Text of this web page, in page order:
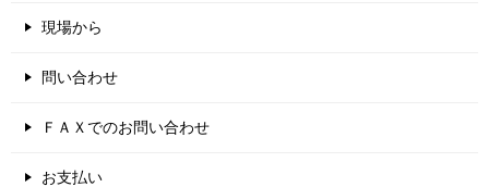
現場から
問い合わせ
ＦＡＸでのお問い合わせ
お支払い